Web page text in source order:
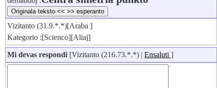
Vizitanto (31.9.*.*)[Araba ]
Kategorio :[Scienco][Aliaj]
Mi devas respondi [Vizitanto (216.73.*.*) | Ensaluti ]